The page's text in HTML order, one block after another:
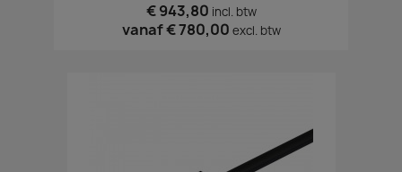
€ 943,80 incl. btw
vanaf€ 780,00 excl. btw